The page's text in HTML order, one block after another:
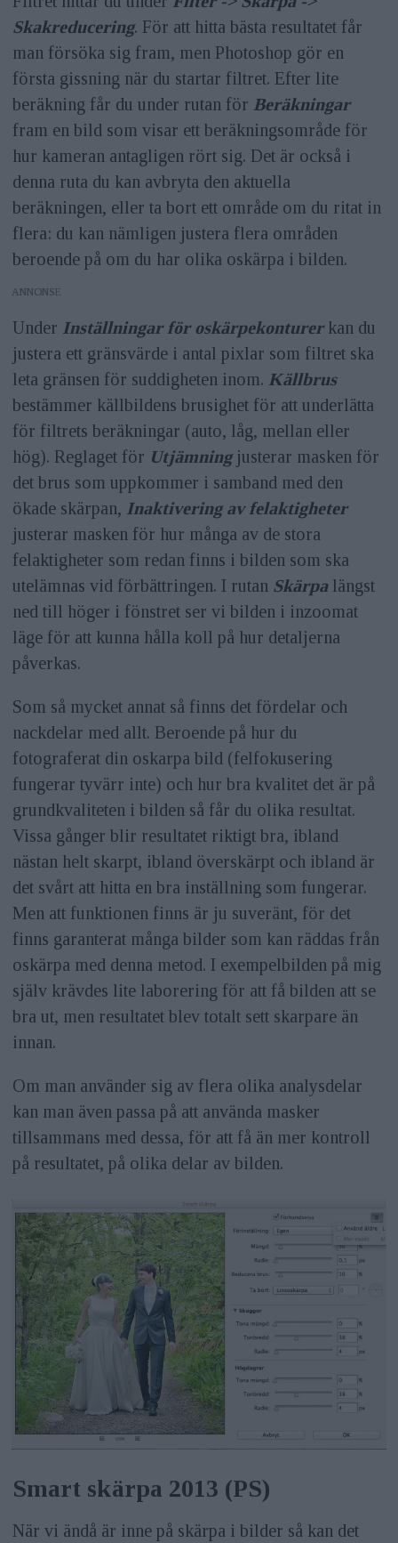
Skakreducering. För att hitta bästa resultatet får
man försöka sig fram, men Photoshop gör en
första gissning när du startar filtret. Efter lite
beräkning får du under rutan för Beräkningar
fram en bild som visar ett beräkningsområde för
hur kameran antagligen rört sig. Det är också i
denna ruta du kan avbryta den aktuella
beräkningen, eller ta bort ett område om du ritat in
flera: du kan nämligen justera flera områden
beroende på om du har olika oskärpa i bilden.
ANNONS
Under Inställningar för oskärpekonturerkan du
justera ett gränsvärde i antal pixlar som filtret ska
leta gränsen för suddigheten inom. Källbrus
bestämmer källbildens brusighet för att underlätta
för filtrets beräkningar (auto, låg, mellan eller
hög). Reglaget för Utjämningjusterar masken för
det brus som uppkommer i samband med den
ökade skärpan, Inaktivering av felaktigheter
justerar masken för hur många av de stora
felaktigheter som redan finns i bilden som ska
utelämnas vid förbättringen. I rutan Skärpalängst
ned till höger i fönstret ser vi bilden i inzoomat
läge för att kunna hålla koll på hur detaljerna
påverkas.
Som så mycket annat så finns det fördelar och
nackdelar med allt. Beroende på hur du
fotograferat din oskarpa bild (felfokusering
fungerar tyvärr inte) och hur bra kvalitet det är på
grundkvaliteten i bilden så får du olika resultat.
Vissa gånger blir resultatet riktigt bra, ibland
nästan helt skarpt, ibland överskärpt och ibland är
det svårt att hitta en bra inställning som fungerar.
Men att funktionen finns är ju suveränt, för det
finns garanterat många bilder som kan räddas från
oskärpa med denna metod. I exempelbilden på mig
själv krävdes lite laborering för att få bilden att se
bra ut, men resultatet blev totalt sett skarpare än
innan.
Om man använder sig av flera olika analysdelar
kan man även passa på att använda masker
tillsammans med dessa, för att få än mer kontroll
på resultatet, på olika delar av bilden.
Smart skärpa 2013 (PS)
När vi ändå är inne på skärpa i bilder så kan det